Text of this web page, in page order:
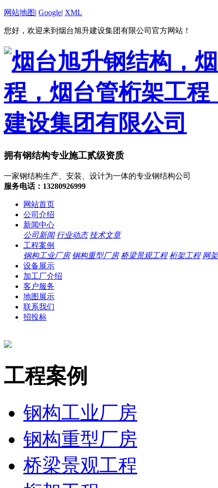
网站地图| Google| XML
您好，欢迎来到烟台旭升建设集团有限公司官方网站！
拥有钢结构专业施工贰级资质
一家钢结构生产、安装、设计为一体的专业钢结构公司
服务电话：13280926999
网站首页
公司介绍
新闻中心
公司新闻 行业动态 技术文章
工程案例
钢构工业厂房 钢构重型厂房 桥梁景观工程 桁架工程 网
设备展示
加工厂介绍
客户服务
地图展示
联系我们
招投标
工程案例
钢构工业厂房
钢构重型厂房
桥梁景观工程